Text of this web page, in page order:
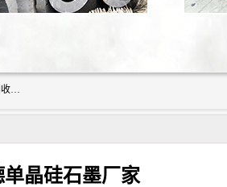
河北石墨回收厂家昊联碳素有限公司主要经营业务：石墨粉子回收、废石墨方子回收、高纯废石墨回收、废石墨回收、石墨电极回收、废石墨板回收、石墨增碳剂、单晶硅石墨、单晶硅石墨回收、废多晶硅石墨、废多晶硅石墨回收、废高纯石墨回收、废石墨、废石墨棒、废石墨棒回收、废石墨换热器回收、高纯石墨回收、石墨粉回收、石墨换热器回收、石墨纸回收、回收石墨板、回收石墨电极、石墨板回收、石墨回收。
单晶硅石墨厂家